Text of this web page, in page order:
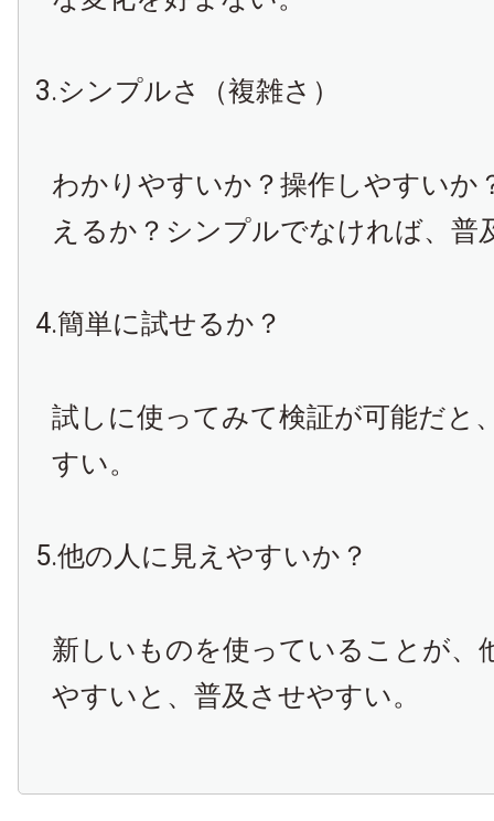
3.シンプルさ（複雑さ）
わかりやすいか？操作しやすいか
えるか？シンプルでなければ、普
4.簡単に試せるか？
試しに使ってみて検証が可能だと
すい。
5.他の人に見えやすいか？
新しいものを使っていることが、
やすいと、普及させやすい。